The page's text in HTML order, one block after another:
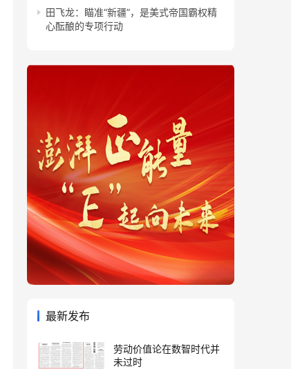
田飞龙：瞄准“新疆”，是美式帝国霸权精
心酝酿的专项行动
最新发布
劳动价值论在数智时代并
未过时